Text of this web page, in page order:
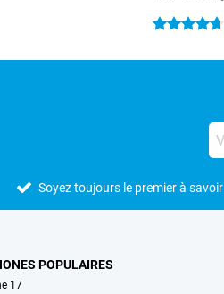
4.7 étoiles
Soyez toujours le premier à savoir
POPULAIRES
17